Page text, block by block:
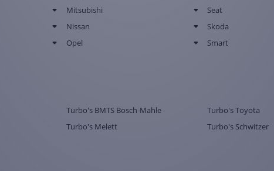
Mitsubishi
Nissan
Opel
Seat
Skoda
Smart
Turbo's BMTS Bosch-Mahle
Turbo's Melett
Turbo's Toyota
Turbo's Schwitzer